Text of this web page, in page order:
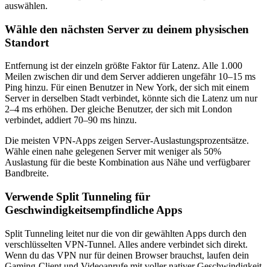
auswählen.
Wähle den nächsten Server zu deinem physischen
Standort
Entfernung ist der einzeln größte Faktor für Latenz. Alle 1.000
Meilen zwischen dir und dem Server addieren ungefähr 10–15 ms
Ping hinzu. Für einen Benutzer in New York, der sich mit einem
Server in derselben Stadt verbindet, könnte sich die Latenz um nur
2–4 ms erhöhen. Der gleiche Benutzer, der sich mit London
verbindet, addiert 70–90 ms hinzu.
Die meisten VPN-Apps zeigen Server-Auslastungsprozentsätze.
Wähle einen nahe gelegenen Server mit weniger als 50%
Auslastung für die beste Kombination aus Nähe und verfügbarer
Bandbreite.
Verwende Split Tunneling für
Geschwindigkeitsempfindliche Apps
Split Tunneling leitet nur die von dir gewählten Apps durch den
verschlüsselten VPN-Tunnel. Alles andere verbindet sich direkt.
Wenn du das VPN nur für deinen Browser brauchst, laufen dein